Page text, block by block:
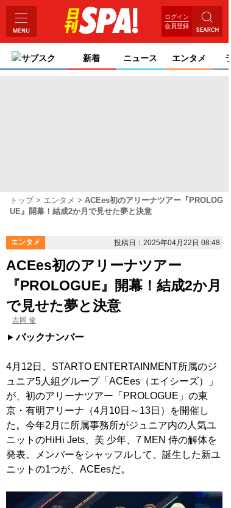
ログイン
会員登録
サブスク 新着 ニュース エンタメ
トップ エンタメ
ACEes初のアリーナツアー『PROLOG
UE』開幕！結成2か月で見せた夢と決意
エンタメ 投稿日：2025年04月22日 08:48
ACEes初のアリーナツアー
『PROLOGUE』開幕！結成2か月
で見せた夢と決意
吉岡 俊
バックナンバー
4月12日、STARTO ENTERTAINMENT所属のジ
ュニア5人組グループ「ACEes（エイシーズ）」
が、初のアリーナツアー「PROLOGUE」の東
京・有明アリーナ（4月10日～13日）を開催し
た。今年2月に所属事務所がジュニア内の人気ユ
ニットのHiHi Jets、美 少年、7 MEN 侍の解体を
発表。メンバーをシャッフルして、誕生した新ユ
ニットの1つが、ACEesだ。